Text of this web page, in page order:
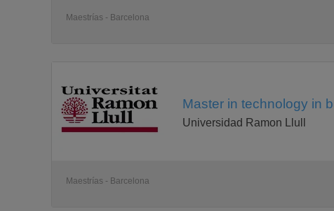
Maestrías - Barcelona
Master in technology in
Universidad Ramon Llull
Maestrías - Barcelona